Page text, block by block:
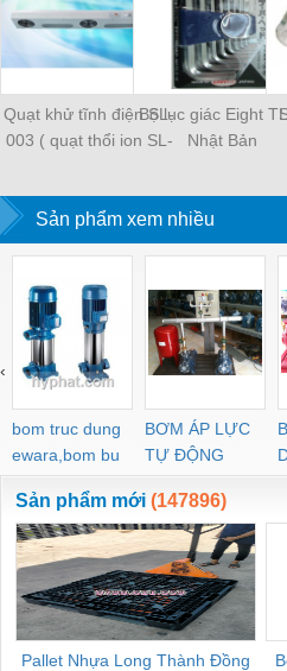
Quạt khử tĩnh điện SL-
003 ( quạt thổi ion SL-
Bộ lục giác Eight
Nhật Bản
Sản phẩm xem nhiều
bom truc dung
ewara,bom bu
ewara
BƠM ÁP LỰC
TỰ ĐỘNG
‹
Sản phẩm mới (147896)
Pallet Nhựa Long Thành Đồng